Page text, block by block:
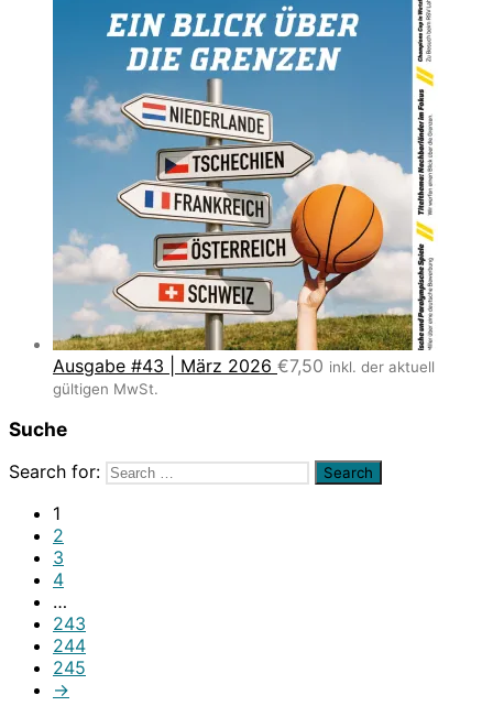
Ausgabe #43 | März 2026 €7,50 inkl. der aktuell
gültigen MwSt.
Suche
Search for:
1
2
3
4
…
243
244
245
→